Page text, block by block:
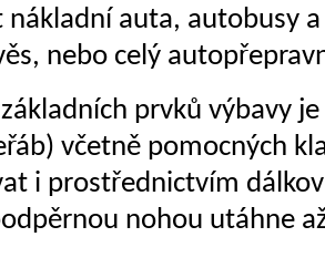
auta, autobusy
nebo celý
prvků výbavy
včetně pomocných
i prostřednictvím
nohou utáhne